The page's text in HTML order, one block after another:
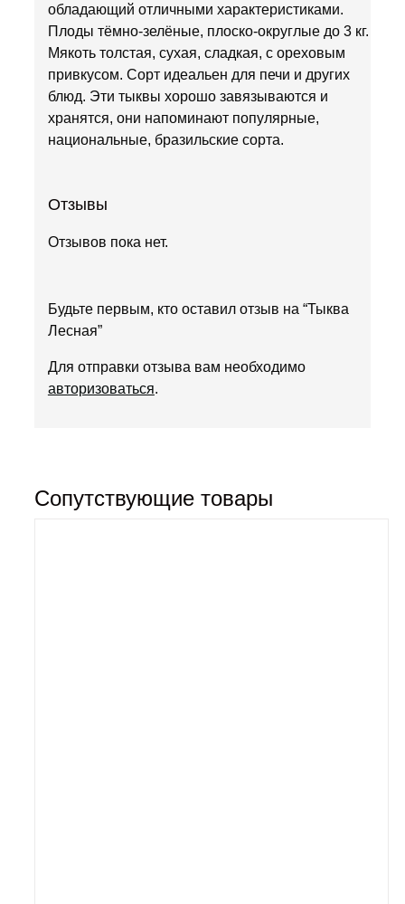
обладающий отличными характеристиками.
Плоды тёмно-зелёные, плоско-округлые до 3 кг.
Мякоть толстая, сухая, сладкая, с ореховым
привкусом. Сорт идеальен для печи и других
блюд. Эти тыквы хорошо завязываются и
хранятся, они напоминают популярные,
национальные, бразильские сорта.
Отзывы
Отзывов пока нет.
Будьте первым, кто оставил отзыв на “Тыква
Лесная”
Для отправки отзыва вам необходимо
авторизоваться.
Сопутствующие товары